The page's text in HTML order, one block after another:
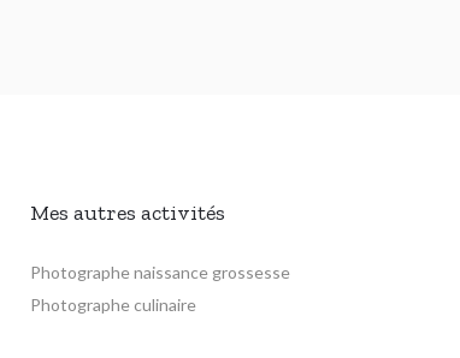
Mes autres activités
Photographe naissance grossesse
Photographe culinaire